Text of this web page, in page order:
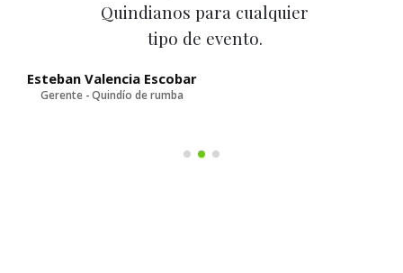
Quindianos para cualquier
tipo de evento.
Esteban Valencia Escobar
Gerente - Quindío de rumba